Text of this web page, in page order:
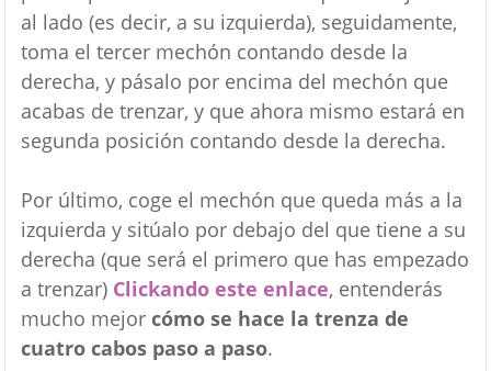
al lado (es decir, a su izquierda), seguidamente,
toma el tercer mechón contando desde la
derecha, y pásalo por encima del mechón que
acabas de trenzar, y que ahora mismo estará en
segunda posición contando desde la derecha.
Por último, coge el mechón que queda más a la
izquierda y sitúalo por debajo del que tiene a su
derecha (que será el primero que has empezado
a trenzar) Clickando este enlace, entenderás
mucho mejor cómo se hace la trenza de
cuatro cabos paso a paso.